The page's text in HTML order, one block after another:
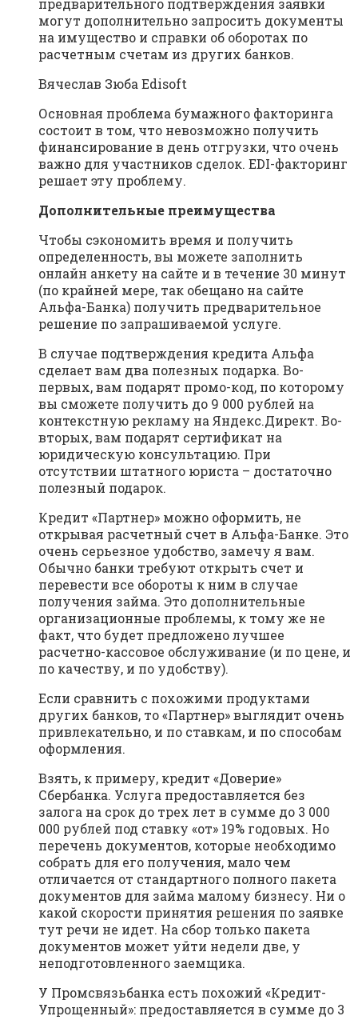
предварительного подтверждения заявки
могут дополнительно запросить документы
на имущество и справки об оборотах по
расчетным счетам из других банков.
Вячеслав Зюба Edisoft
Основная проблема бумажного факторинга
состоит в том, что невозможно получить
финансирование в день отгрузки, что очень
важно для участников сделок. EDI-факторинг
решает эту проблему.
Дополнительные преимущества
Чтобы сэкономить время и получить
определенность, вы можете заполнить
онлайн анкету на сайте и в течение 30 минут
(по крайней мере, так обещано на сайте
Альфа-Банка) получить предварительное
решение по запрашиваемой услуге.
В случае подтверждения кредита Альфа
сделает вам два полезных подарка. Во-
первых, вам подарят промо-код, по которому
вы сможете получить до 9 000 рублей на
контекстную рекламу на Яндекс.Директ. Во-
вторых, вам подарят сертификат на
юридическую консультацию. При
отсутствии штатного юриста – достаточно
полезный подарок.
Кредит «Партнер» можно оформить, не
открывая расчетный счет в Альфа-Банке. Это
очень серьезное удобство, замечу я вам.
Обычно банки требуют открыть счет и
перевести все обороты к ним в случае
получения займа. Это дополнительные
организационные проблемы, к тому же не
факт, что будет предложено лучшее
расчетно-кассовое обслуживание (и по цене, и
по качеству, и по удобству).
Если сравнить с похожими продуктами
других банков, то «Партнер» выглядит очень
привлекательно, и по ставкам, и по способам
оформления.
Взять, к примеру, кредит «Доверие»
Сбербанка. Услуга предоставляется без
залога на срок до трех лет в сумме до 3 000
000 рублей под ставку «от» 19% годовых. Но
перечень документов, которые необходимо
собрать для его получения, мало чем
отличается от стандартного полного пакета
документов для займа малому бизнесу. Ни о
какой скорости принятия решения по заявке
тут речи не идет. На сбор только пакета
документов может уйти недели две, у
неподготовленного заемщика.
У Промсвязьбанка есть похожий «Кредит-
Упрощенный»: предоставляется в сумме до 3